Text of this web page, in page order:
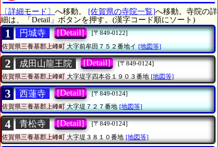
〔詳細モード〕 へ移動。 [佐賀県の寺院一覧]へ移動。寺院の詳
細は、「Detail」ボタンを押す。(漢字コード順にソート)
1 円城寺 [Detail]
[〒849-0122]
佐賀県三養基郡上峰町大字前牟田７５２番地イ [地図等]
2 成田山龍王院 [Detail]
[〒849-0124]
佐賀県三養基郡上峰町大字堤字四本谷１９０３番地 [地図等]
3 西蓮寺 [Detail]
[〒849-0124]
佐賀県三養基郡上峰町大字堤７２７番地 [地図等]
4 青松寺 [Detail]
[〒849-0124]
佐賀県三養基郡上峰町 大字堤３８１０番地 [地図等]